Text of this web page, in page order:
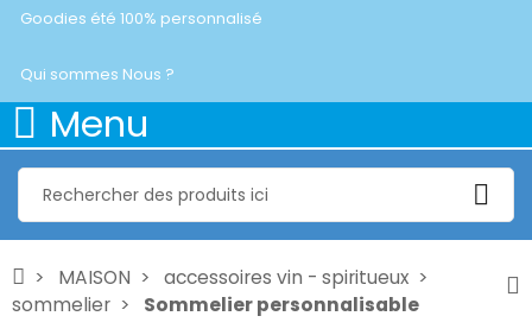
Goodies été 100% personnalisé
Qui sommes Nous ?
Menu
MAISON
accessoires vin - spiritueux
sommelier
Sommelier personnalisable